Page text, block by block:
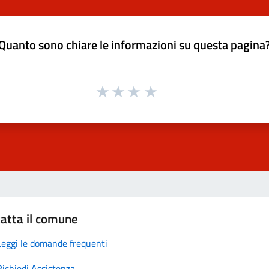
sono chiare le informazioni su questa
il comune
le domande frequenti